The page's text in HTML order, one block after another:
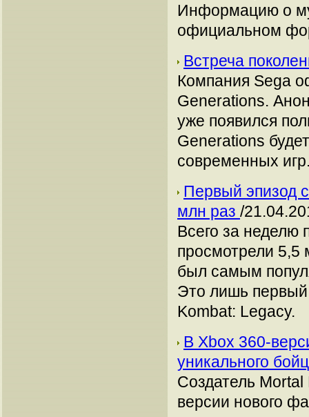
Информацию о
официальном
Встреча
Компания Sega
Generations.
уже появился
Generations
современных
Первый эпизод
млн раз /
Всего за
просмотрели 5,5
был самым
Это лишь первый
Kombat: Legacy.
В Xbox 360-
уникального
Создатель
версии нового